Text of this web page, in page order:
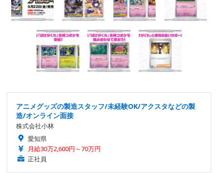
アニメグッズの製造スタッフ/未経験OK/アクスタなどの製
造/オンライン面接
株式会社小林
愛知県
月給30万2,600円～70万円
正社員